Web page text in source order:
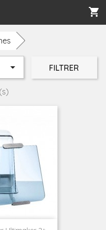
shopping_cart
 FILTRER